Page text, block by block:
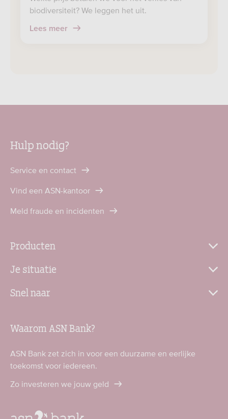
biodiversiteit? We leggen het uit.
Lees meer
Hulp nodig?
Service en contact
Vind een ASN-kantoor
Meld fraude en incidenten
Producten
Je situatie
Snel naar
Waarom ASN Bank?
ASN Bank zet zich in voor een duurzame en eerlijke
toekomst voor iedereen.
Zo investeren we jouw geld